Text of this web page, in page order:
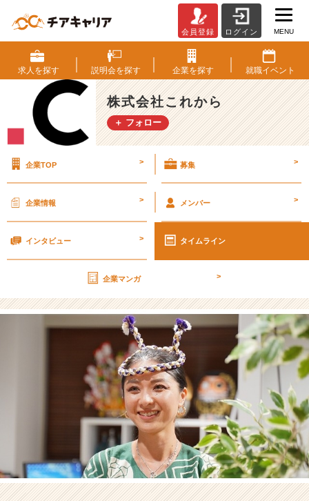
ヘ
ン
タ
イ
募
集
い
こ
の
福
利
厚
【株
式
会
社
こ
れ
か
ら
の
タ
会員登録 ログイン MENU
求人を探す 説明会を探す 企業を探す 就職イベント
株式会社これから
＋ フォロー
企業TOP > 募集 >
企業情報 > メンバー >
インタビュー > タイムライン
企業マンガ >